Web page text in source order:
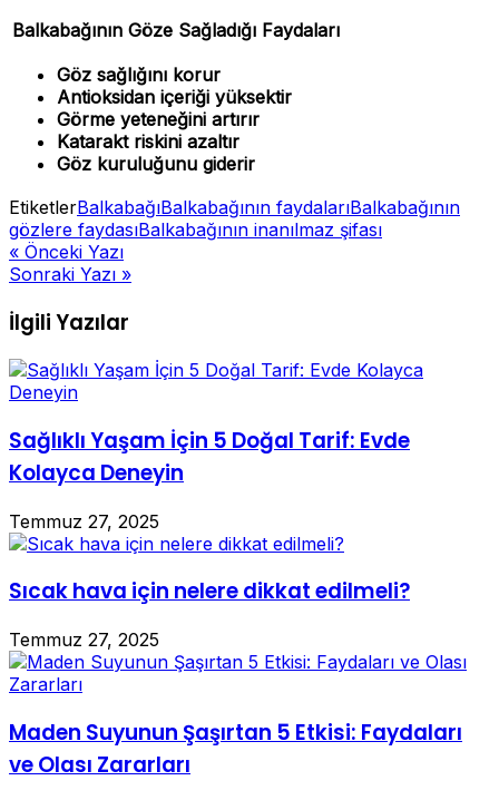
Balkabağının Göze Sağladığı Faydaları
Göz sağlığını korur
Antioksidan içeriği yüksektir
Görme yeteneğini artırır
Katarakt riskini azaltır
Göz kuruluğunu giderir
EtiketlerBalkabağıBalkabağının faydalarıBalkabağının
gözlere faydasıBalkabağının inanılmaz şifası
Yazı
« Önceki Yazı
Sonraki Yazı »
İlgili Yazılar
Sağlıklı Yaşam İçin 5 Doğal Tarif: Evde
Kolayca Deneyin
Temmuz 27, 2025
Sıcak hava için nelere dikkat edilmeli?
Temmuz 27, 2025
Maden Suyunun Şaşırtan 5 Etkisi: Faydaları
ve Olası Zararları